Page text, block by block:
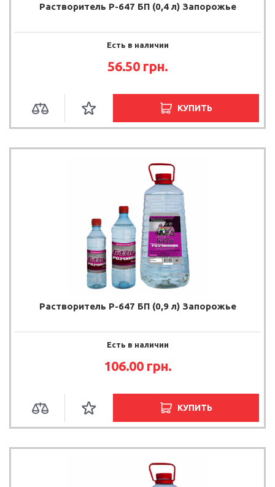
Растворитель Р-647 БП (0,4 л) Запорожье
Есть в наличии
56.50 грн.
КУПИТЬ
Растворитель Р-647 БП (0,9 л) Запорожье
Есть в наличии
106.00 грн.
КУПИТЬ